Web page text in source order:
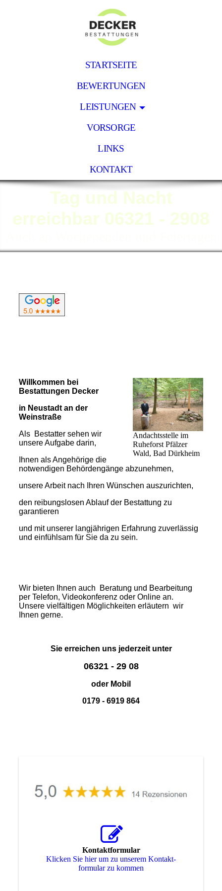
STARTSEITE
BEWERTUNGEN
LEISTUNGEN
VORSORGE
LINKS
KONTAKT
Tag und Nacht
erreichbar 06321 - 2908
Andachtsstelle im
Ruheforst Pfälzer
Wald, Bad Dürkheim
Willkommen bei
Bestattungen Decker
in Neustadt an der
Weinstraße
Als Bestatter sehen wir
unsere Aufgabe darin,
Ihnen als Angehörige die
notwendigen Behördengänge abzunehmen,
unsere Arbeit nach Ihren Wünschen auszurichten,
den reibungslosen Ablauf der Bestattung zu
garantieren
und mit unserer langjährigen Erfahrung zuverlässig
und einfühlsam für Sie da zu sein.
Wir bieten Ihnen auch Beratung und Bearbeitung
per Telefon, Videokonferenz oder Online an.
Unsere vielfältigen Möglichkeiten erläutern wir
Ihnen gerne.
Sie erreichen uns jederzeit unter
06321 - 29 08
oder Mobil
0179 - 6919 864
Kontaktformular
Klicken Sie hier um zu unserem Kon­takt­
for­mu­lar zu kommen